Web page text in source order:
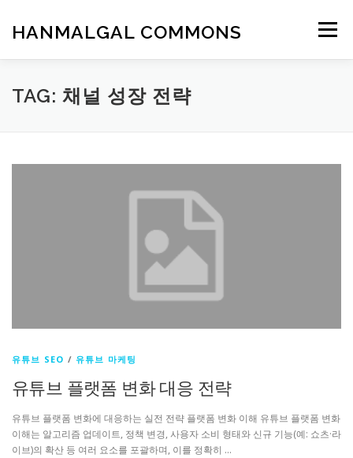
content
HANMALGAL COMMONS Menu
TAG: 채널 성장 전략
유튜브 SEO /유튜브 마케팅
유튜브 플랫폼 변화 대응 전략
유튜브 플랫폼 변화에 대응하는 실전 전략 플랫폼 변화 이해 유튜브 플랫폼 변화
이해는 알고리즘 업데이트, 정책 변경, 사용자 소비 형태와 신규 기능(예: 쇼츠·라
이브)의 확산 등 여러 요소를 포괄하며, 이를 정확히 …